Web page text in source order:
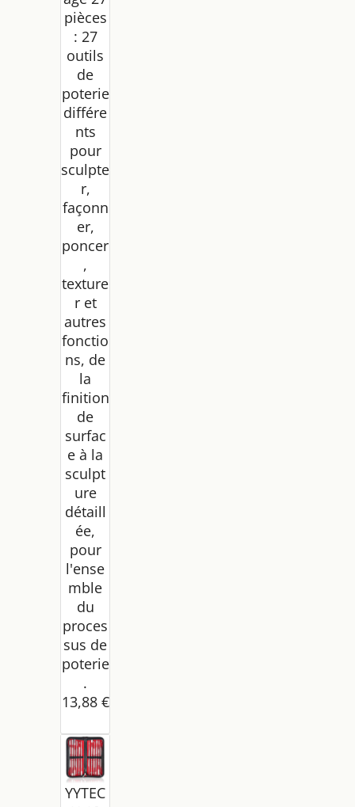
pièces
: 27
outils
de
poterie
différe
nts
pour
sculpte
r,
façonn
er,
poncer
,
texture
r et
autres
fonctio
ns, de
la
finition
de
surfac
e à la
sculpt
ure
détaill
ée,
pour
l'ense
mble
du
proces
sus de
poterie
.
13,88 €
YYTEC